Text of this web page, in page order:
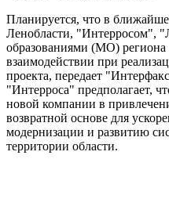
Планируется, что в
Ленобласти, "Интерросом",
образованиями (МО) региона
взаимодействии при
проекта, передает
"Интерроса" предполагает,
новой компании в
возвратной основе для
модернизации и развитию
территории области.